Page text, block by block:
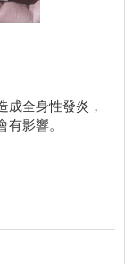
成全身性發炎，
影響。